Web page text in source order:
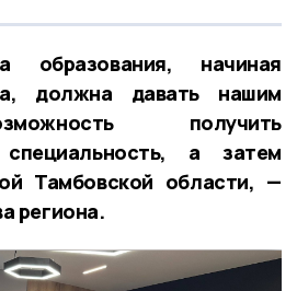
начиная
должна давать нашим
получить
специальность, а затем
Тамбовской области, —
региона.